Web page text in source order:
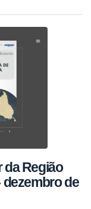
da Região
dezembro de